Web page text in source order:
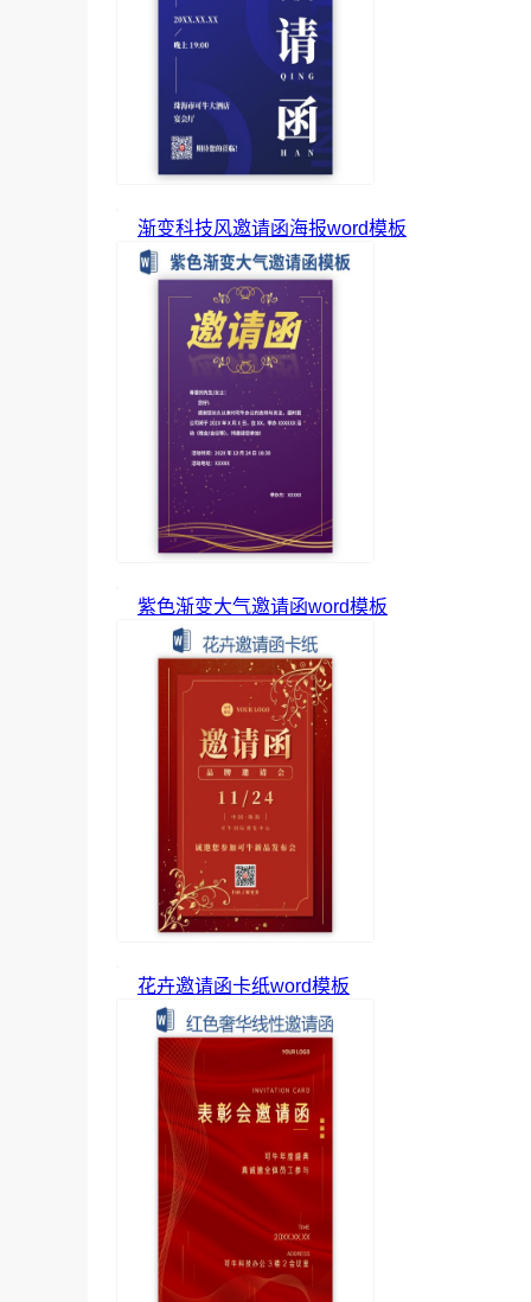
渐变科技风邀请函海报word模板
紫色渐变大气邀请函word模板
花卉邀请函卡纸word模板